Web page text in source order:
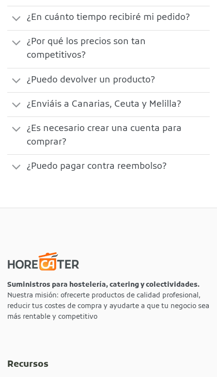
¿En cuánto tiempo recibiré mi pedido?
¿Por qué los precios son tan
competitivos?
¿Puedo devolver un producto?
¿Enviáis a Canarias, Ceuta y Melilla?
¿Es necesario crear una cuenta para
comprar?
¿Puedo pagar contra reembolso?
Suministros para hostelería, catering y colectividades.
Nuestra misión: ofrecerte productos de calidad profesional,
reducir tus costes de compra y ayudarte a que tu negocio sea
más rentable y competitivo
Recursos